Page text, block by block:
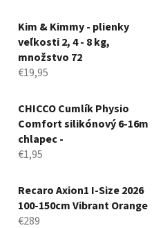
Kim & Kimmy - plienky
veľkosti 2, 4 - 8 kg,
množstvo 72
€19,95
CHICCO Cumlík Physio
Comfort silikónový 6-16m
chlapec -
€1,95
Recaro Axion1 I-Size 2026
100-150cm Vibrant Orange
€289